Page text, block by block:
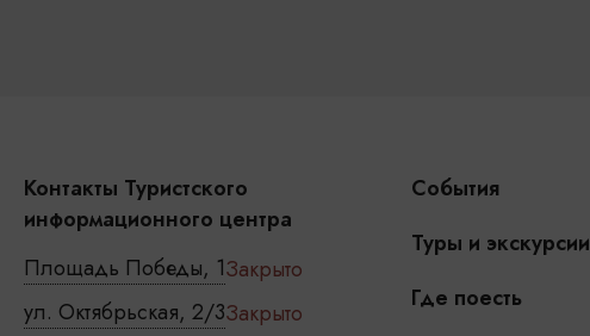
Контакты Туристского
информационного центра
Площадь Победы, 1Закрыто
ул. Октябрьская, 2/3Закрыто
События
Туры и экскурсии
Где поесть